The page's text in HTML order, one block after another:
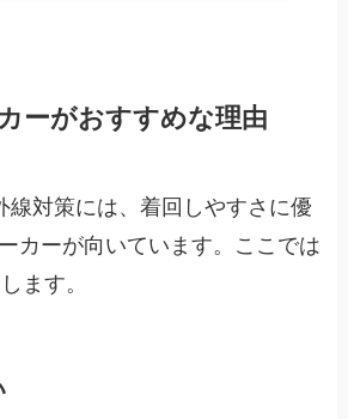
ーがおすすめな理由
線対策には、着回しやすさに優
カーが向いています。ここでは
ます。